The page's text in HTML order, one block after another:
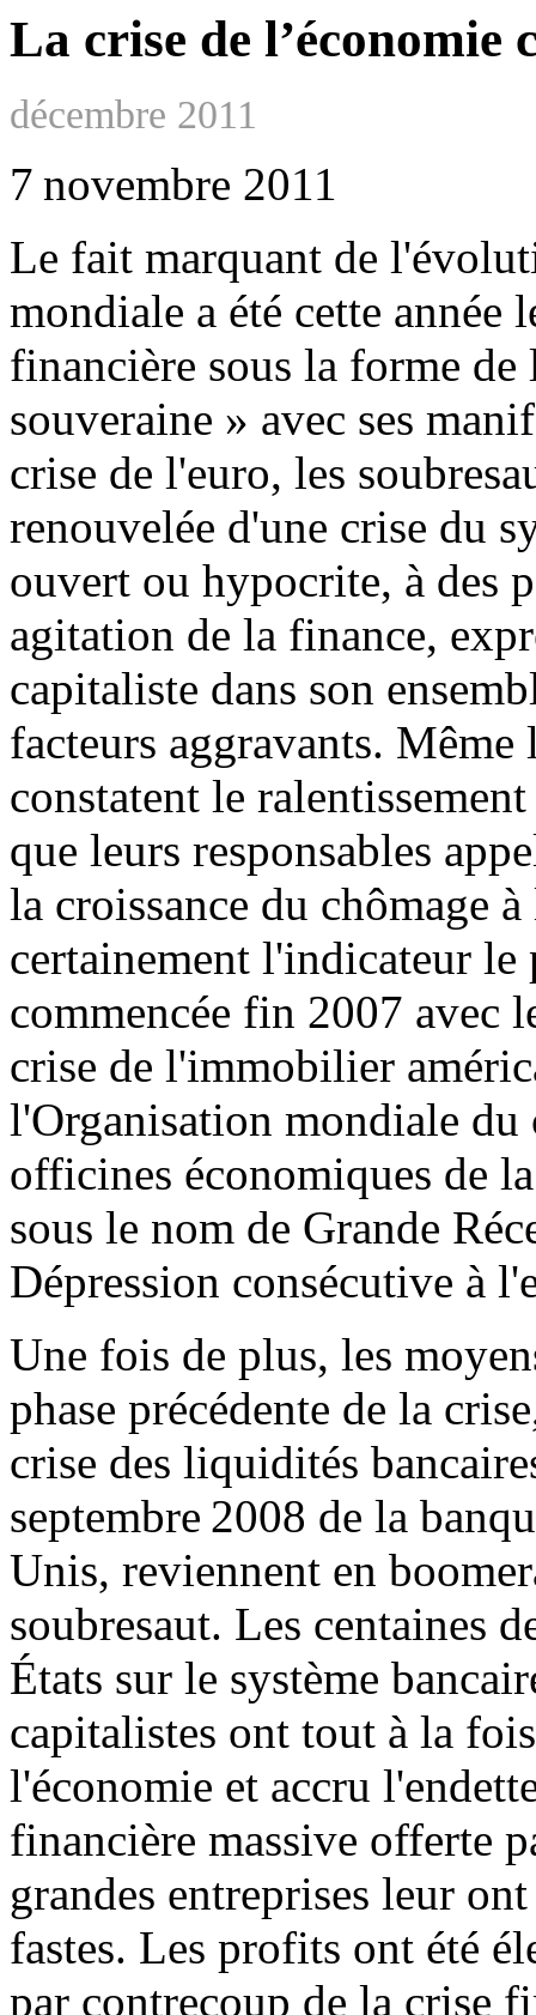
La crise de l’économie
décembre 2011
7 novembre 2011
Le fait marquant de
mondiale a été cette année
financière sous la forme
souveraine » avec ses
crise de l'euro, les
renouvelée d'une crise du
ouvert ou hypocrite, à des
agitation de la finance,
capitaliste dans son
facteurs aggravants.
constatent le
que leurs responsables
la croissance du chômage
certainement l'indicateur
commencée fin 2007 avec
crise de l'immobilier
l'Organisation mondiale du
officines économiques de
sous le nom de Grande
Dépression consécutive à
Une fois de plus, les
phase précédente de la
crise des liquidités
septembre 2008 de la
Unis, reviennent en
soubresaut. Les centaines
États sur le système
capitalistes ont tout à la
l'économie et accru
financière massive offerte
grandes entreprises leur
fastes. Les profits ont été
par contrecoup de la crise